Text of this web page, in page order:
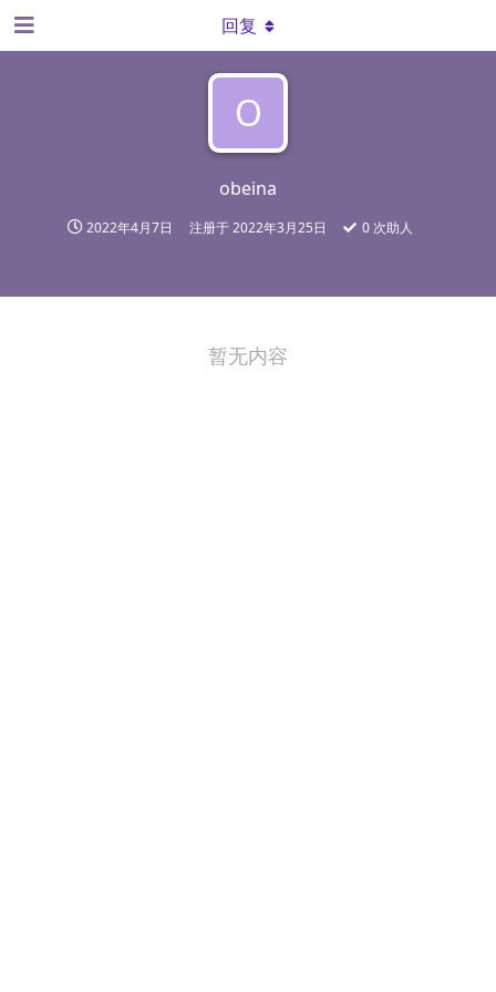
O
obeina
2022年4月7日 注册于2022年3月25日 0次助人
回复
暂无内容